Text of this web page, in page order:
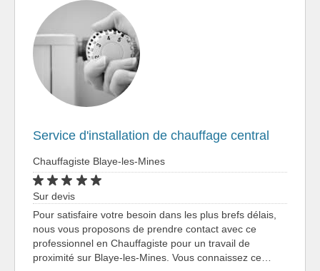
Service d'installation de chauffage central
Chauffagiste Blaye-les-Mines
Sur devis
Pour satisfaire votre besoin dans les plus brefs délais,
nous vous proposons de prendre contact avec ce
professionnel en Chauffagiste pour un travail de
proximité sur Blaye-les-Mines. Vous connaissez ce…